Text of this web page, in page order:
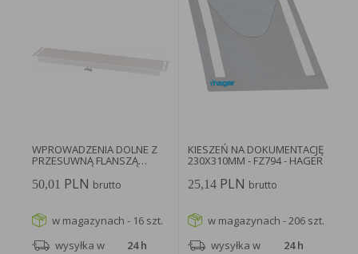
WPROWADZENIA DOLNE Z
PRZESUWNĄ FLANSZĄ
XSPBAC0602...
50,01 PLN brutto
w magazynach - 16 szt.
wysyłka w
24 h
KIESZEŃ NA DOKUMENTACJĘ
230X310MM - FZ794 - HAGER
25,14 PLN brutto
w magazynach - 206 szt.
wysyłka w
24 h